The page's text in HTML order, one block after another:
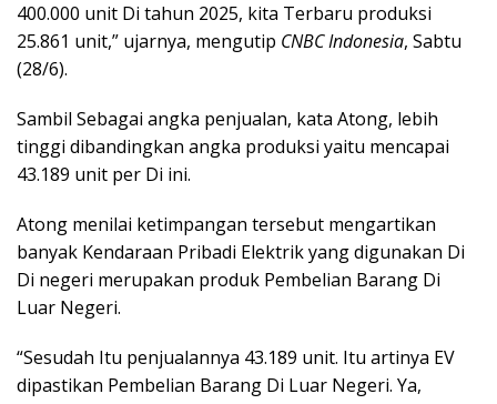
400.000 unit Di tahun 2025, kita Terbaru produksi
25.861 unit,” ujarnya, mengutip CNBC Indonesia, Sabtu
(28/6).
Sambil Sebagai angka penjualan, kata Atong, lebih
tinggi dibandingkan angka produksi yaitu mencapai
43.189 unit per Di ini.
Atong menilai ketimpangan tersebut mengartikan
banyak Kendaraan Pribadi Elektrik yang digunakan Di
Di negeri merupakan produk Pembelian Barang Di
Luar Negeri.
“Sesudah Itu penjualannya 43.189 unit. Itu artinya EV
dipastikan Pembelian Barang Di Luar Negeri. Ya,